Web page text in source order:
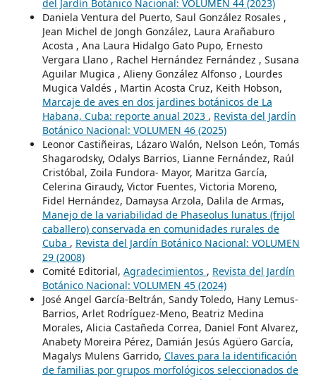
del Jardín Botánico Nacional: VOLUMEN 44 (2023)
Daniela Ventura del Puerto, Saul González Rosales ,
Jean Michel de Jongh González, Laura Arañaburo
Acosta , Ana Laura Hidalgo Gato Pupo, Ernesto
Vergara Llano , Rachel Hernández Fernández , Susana
Aguilar Mugica , Alieny González Alfonso , Lourdes
Mugica Valdés , Martin Acosta Cruz, Keith Hobson,
Marcaje de aves en dos jardines botánicos de La
Habana, Cuba: reporte anual 2023 , Revista del Jardín
Botánico Nacional: VOLUMEN 46 (2025)
Leonor Castiñeiras, Lázaro Walón, Nelson León, Tomás
Shagarodsky, Odalys Barrios, Lianne Fernández, Raúl
Cristóbal, Zoila Fundora- Mayor, Maritza García,
Celerina Giraudy, Victor Fuentes, Victoria Moreno,
Fidel Hernández, Damaysa Arzola, Dalila de Armas,
Manejo de la variabilidad de Phaseolus lunatus (frijol
caballero) conservada en comunidades rurales de
Cuba , Revista del Jardín Botánico Nacional: VOLUMEN
29 (2008)
Comité Editorial, Agradecimientos , Revista del Jardín
Botánico Nacional: VOLUMEN 45 (2024)
José Angel García-Beltrán, Sandy Toledo, Hany Lemus-
Barrios, Arlet Rodríguez-Meno, Beatriz Medina
Morales, Alicia Castañeda Correa, Daniel Font Alvarez,
Anabety Moreira Pérez, Damián Jesús Agüero García,
Magalys Mulens Garrido, Claves para la identificación
de familias por grupos morfológicos seleccionados de